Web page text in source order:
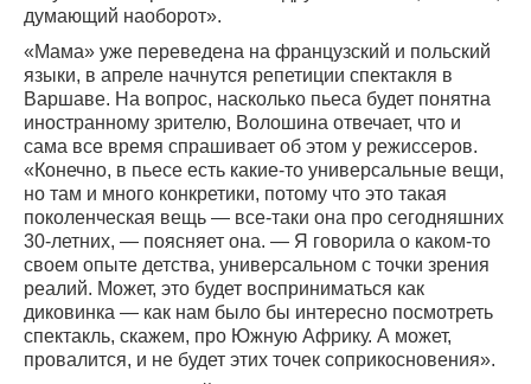
думающий наоборот».
«Мама» уже переведена на французский и польский
языки, в апреле начнутся репетиции спектакля в
Варшаве. На вопрос, насколько пьеса будет понятна
иностранному зрителю, Волошина отвечает, что и
сама все время спрашивает об этом у режиссеров.
«Конечно, в пьесе есть какие-то универсальные вещи,
но там и много конкретики, потому что это такая
поколенческая вещь — все-таки она про сегодняшних
30-летних, — поясняет она. — Я говорила о каком-то
своем опыте детства, универсальном с точки зрения
реалий. Может, это будет восприниматься как
диковинка — как нам было бы интересно посмотреть
спектакль, скажем, про Южную Африку. А может,
провалится, и не будет этих точек соприкосновения».